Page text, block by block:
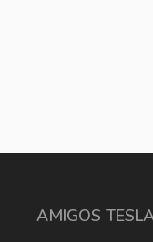
AMIGOS